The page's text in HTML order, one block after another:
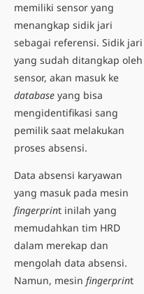
memiliki sensor yang
menangkap sidik jari
sebagai referensi. Sidik jari
yang sudah ditangkap oleh
sensor, akan masuk ke
database yang bisa
mengidentifikasi sang
pemilik saat melakukan
proses absensi.
Data absensi karyawan
yang masuk pada mesin
fingerprint inilah yang
memudahkan tim HRD
dalam merekap dan
mengolah data absensi.
Namun, mesin fingerprint